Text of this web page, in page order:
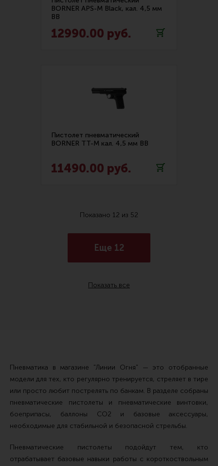
BORNER APS-M Black, кал. 4,5 мм
BB
12990.00 руб.
Пистолет пневматический
BORNER TT-M кал. 4,5 мм BB
11490.00 руб.
Показано 12 из 52
Еще 12
Показать все
Пневматика в магазине "Линии Огня" — это отобранные
модели для тех, кто регулярно тренируется, стреляет в тире
или просто любит пострелять по банкам. В разделе собраны
пневматические пистолеты и пневматические винтовки,
боеприпасы, баллоны CO2 и базовые аксессуары,
необходимые для стабильной и безопасной стрельбы.
Пневматические пистолеты подойдут тем, кто
отрабатывает базовые навыки работы с короткоствольным